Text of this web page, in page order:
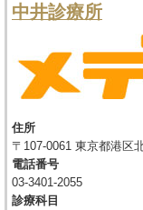
中井診療所
住所
〒107-0061 東京都港区
電話番号
03-3401-2055
診療科目